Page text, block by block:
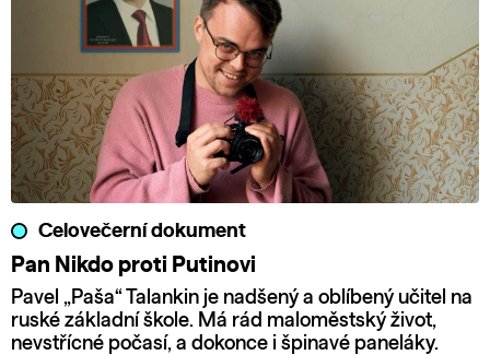
Celovečerní dokument
Pan Nikdo proti Putinovi
Pavel „Paša“ Talankin je nadšený a oblíbený učitel na
ruské základní škole. Má rád maloměstský život,
nevstřícné počasí, a dokonce i špinavé paneláky.